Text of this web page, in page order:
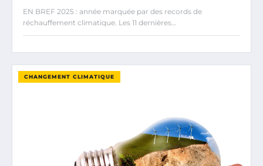
EN BREF 2025 : année marquée par des records de
réchauffement climatique. Les 11 dernières…
CHANGEMENT CLIMATIQUE